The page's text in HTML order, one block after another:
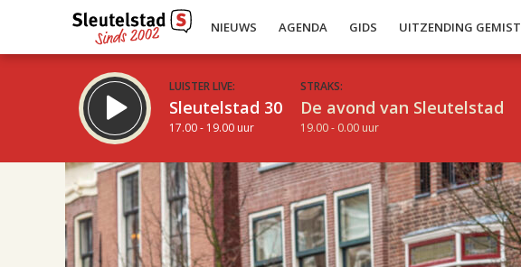
NIEUWS AGENDA GIDS UITZENDING GEMIST
LUISTER LIVE:
Sleutelstad 30
17.00 - 19.00 uur
STRAKS:
De avond van Sleutelstad
19.00 - 0.00 uur
19.00
Inklappen